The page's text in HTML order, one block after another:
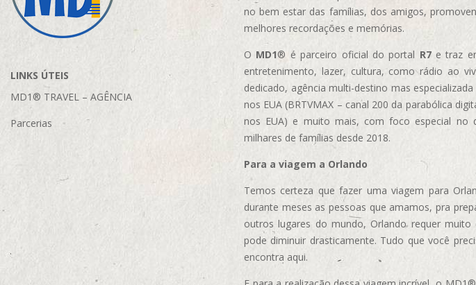
LINKS ÚTEIS
MD1® TRAVEL – AGÊNCIA
Parcerias
no bem estar das famílias, dos amigos,
melhores recordações e memórias.
O MD1® é parceiro oficial do portal R7e traz
entretenimento, lazer, cultura, como rádio ao
dedicado, agência multi-destino mas
nos EUA (BRTVMAX – canal 200 da parabólica
nos EUA) e muito mais, com foco especial no
milhares de famílias desde 2018.
Para a viagem a Orlando
Temos certeza que fazer uma viagem para
durante meses as pessoas que amamos, pra
outros lugares do mundo, Orlando requer
pode diminuir drasticamente. Tudo que você
encontra aqui.